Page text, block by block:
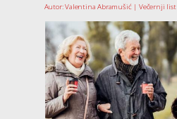
Autor: Valentina Abramušić | Večernji list